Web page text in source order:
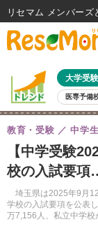
大学受
医専予備
親子で考える大学選び
共通テスト 夏休み
8月開催イベント・WS
自由研究教材（小学生向
【中学受験
校の入試要項
埼玉県は2025年9月
学校の入試要項を公表
万7,156人、私立中学
教育・受験 中学生
リセマム メンバーズ